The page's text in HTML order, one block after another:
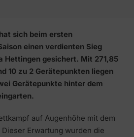
sich beim ersten
einen verdienten Sieg
Hettingen gesichert. Mit 271,85
10 zu 2 Gerätepunkten liegen
Gerätepunkte hinter dem
auf Augenhöhe mit dem
Erwartung wurden die